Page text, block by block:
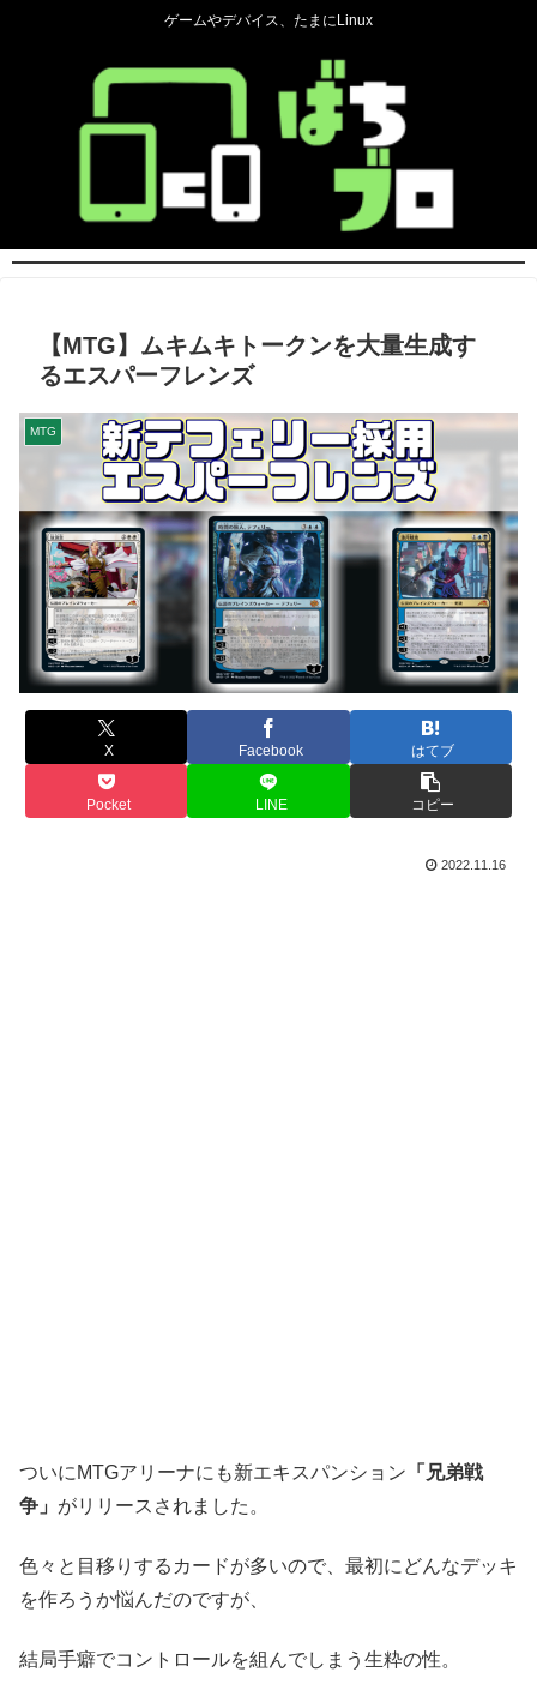
ゲームやデバイス、たまにLinux
【MTG】ムキムキトークンを大量生成す
るエスパーフレンズ
MTG
X Facebook はてブ
Pocket LINE コピー
2022.11.16
ついにMTGアリーナにも新エキスパンション 「兄弟戦
争」 がリリースされました。
色々と目移りするカードが多いので、最初にどんなデッキ
を作ろうか悩んだのですが、
結局手癖でコントロールを組んでしまう生粋の性。